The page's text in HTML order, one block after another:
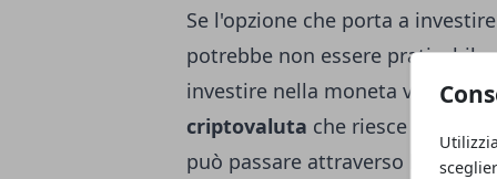
Se l'opzione che porta a
potrebbe non essere
investire nella moneta virtuale,
criptovaluta che riesce ad
può passare attraverso